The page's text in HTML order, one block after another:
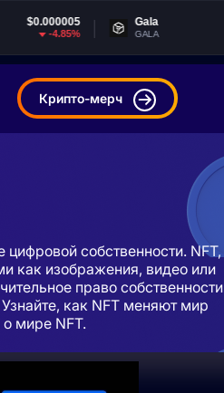
Gala $0.001788
GALA
Крипто-мерч
собственности. NFT,
как изображения, видео или
право собственности
как NFT меняют мир
мире NFT.